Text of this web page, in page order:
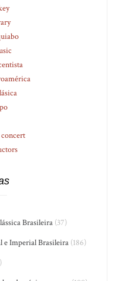
Brasileira (37)
e Imperial Brasileira (186)